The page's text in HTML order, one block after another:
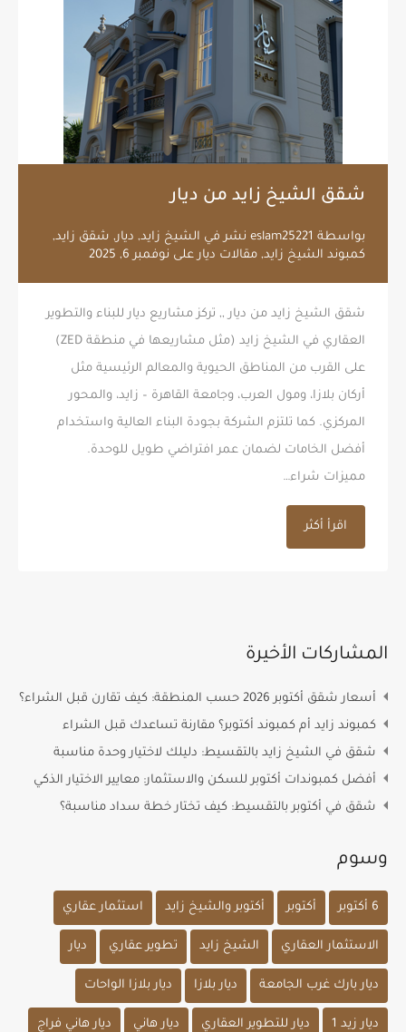
شقق الشيخ زايد من ديار
بواسطة eslam25221 نشر في الشيخ زايد, ديار , شقق زايد,
كمبوند الشيخ زايد, مقالات ديار على نوفمبر 6, 2025
شقق الشيخ زايد من ديار ,, تركز مشاريع ديار للبناء والتطوير
العقاري في الشيخ زايد (مثل مشاريعها في منطقة ZED)
على القرب من المناطق الحيوية والمعالم الرئيسية مثل
أركان بلازا، ومول العرب، وجامعة القاهرة – زايد، والمحور
المركزي. كما تلتزم الشركة بجودة البناء العالية واستخدام
أفضل الخامات لضمان عمر افتراضي طويل للوحدة.
مميزات شراء…
اقرأ أكثر
المشاركات الأخيرة
أسعار شقق أكتوبر 2026 حسب المنطقة: كيف تقارن قبل الشراء؟
كمبوند زايد أم كمبوند أكتوبر؟ مقارنة تساعدك قبل الشراء
شقق في الشيخ زايد بالتقسيط: دليلك لاختيار وحدة مناسبة
أفضل كمبوندات أكتوبر للسكن والاستثمار: معايير الاختيار الذكي
شقق في أكتوبر بالتقسيط: كيف تختار خطة سداد مناسبة؟
وسوم
6 أكتوبر أكتوبر أكتوبر والشيخ زايد استثمار عقاري
الاستثمار العقاري الشيخ زايد تطوير عقاري ديار
ديار بارك غرب الجامعة ديار بلازا ديار بلازا الواحات
ديار زيد 1 ديار للتطوير العقاري ديار هاني ديار هاني فراج